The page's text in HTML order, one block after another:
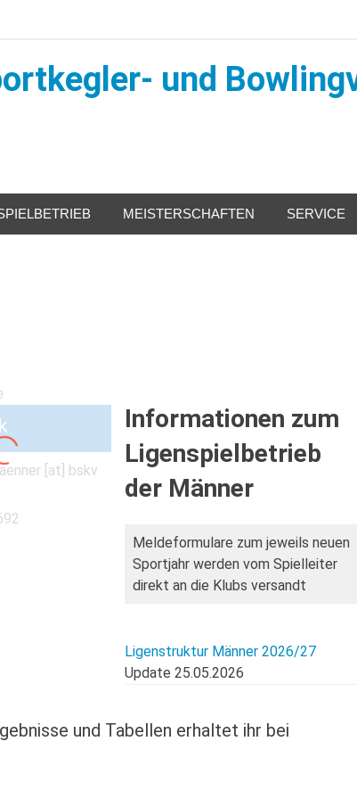
und
MEISTERSCHAFTEN SERVICE
[at] bskv
Informationen zum
Ligenspielbetrieb
der Männer
Meldeformulare zum jeweils neuen
Sportjahr werden vom Spielleiter
direkt an die Klubs versandt
Ligenstruktur Männer 2026/27
Update 25.05.2026
und Tabellen erhaltet ihr bei